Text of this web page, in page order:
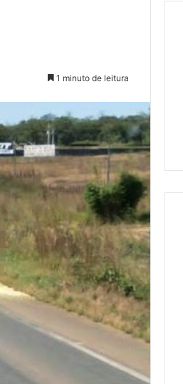
1 minuto de leitura